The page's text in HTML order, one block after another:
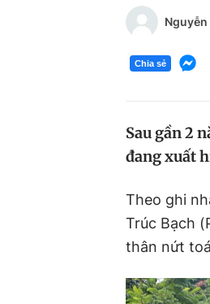
Chia sẻ
Sau gần 2
đang xuất
Theo ghi
Trúc Bạch
thân nứt